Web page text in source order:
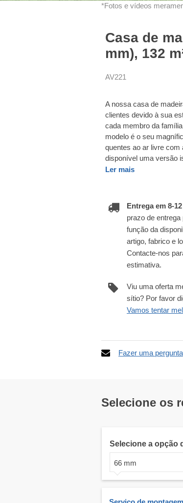
*Fotos e vídeos
Casa de
mm), 132
AV221
A nossa casa de
clientes devido à sua
cada membro da
modelo é o seu
quentes ao ar livre
disponível uma versão
Ler mais
Entrega em 8-
prazo de
função da
artigo, fabrico e
Contacte-nos
estimativa.
Viu uma oferta
sítio? Por favor
Vamos tentar
Fazer uma pergunta
Selecione os
Selecione a opção
66 mm